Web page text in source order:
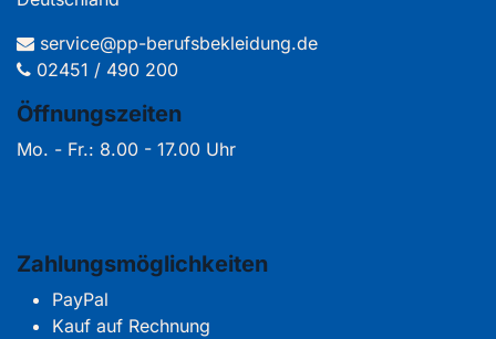
service@pp-berufsbekleidung.de
02451 / 490 200
Öffnungszeiten
Mo. - Fr.: 8.00 - 17.00 Uhr
Zahlungsmöglichkeiten
PayPal
Kauf auf Rechnung